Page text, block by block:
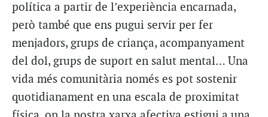
política a partir de l’experiència encarnada,
però també que ens pugui servir per fer
menjadors, grups de criança, acompanyament
del dol, grups de suport en salut mental… Una
vida més comunitària només es pot sostenir
quotidianament en una escala de proximitat